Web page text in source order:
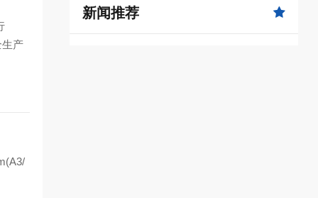
生产
新闻推荐